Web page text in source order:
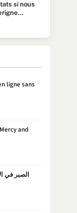
si nous
au Khalife
ligne sans
and
الصبر في